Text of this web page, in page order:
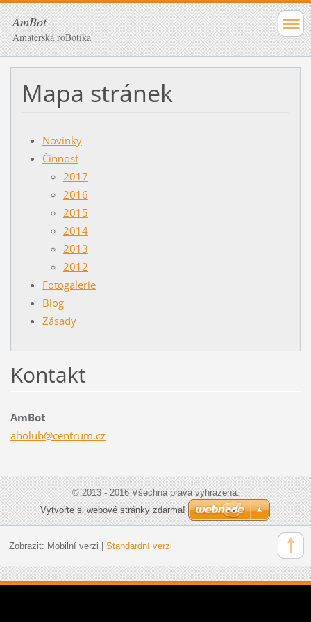
AmBot
Amatérská roBotika
Mapa stránek
Novinky
Činnost
2017
2016
2015
2014
2013
2012
Fotogalerie
Blog
Zásady
Kontakt
AmBot
aholub@centrum.cz
© 2013 - 2016 Všechna práva vyhrazena.
Vytvořte si webové stránky zdarma!
Zobrazit: Mobilní verzi Standardní verzi